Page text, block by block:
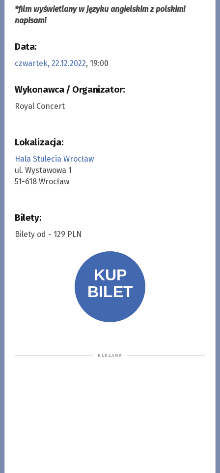
*film wyświetlany w języku angielskim z polskimi
napisami
Data:
czwartek, 22.12.2022, 19:00
Wykonawca / Organizator:
Royal Concert
Lokalizacja:
Hala Stulecia Wrocław
ul. Wystawowa 1
51-618 Wrocław
Bilety:
Bilety od - 129 PLN